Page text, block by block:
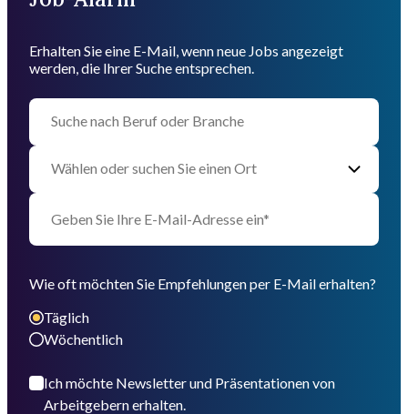
Erhalten Sie eine E-Mail, wenn neue Jobs angezeigt
werden, die Ihrer Suche entsprechen.
Wie oft möchten Sie Empfehlungen per E-Mail erhalten?
Täglich
Wöchentlich
Ich möchte Newsletter und Präsentationen von
Arbeitgebern erhalten.